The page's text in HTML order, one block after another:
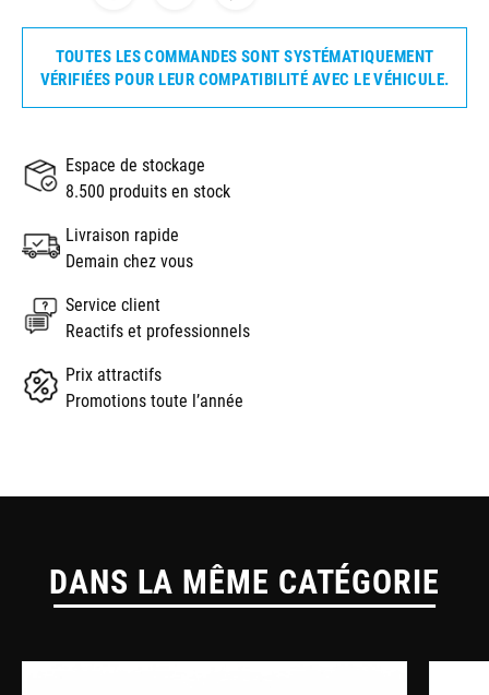
TOUTES LES COMMANDES SONT SYSTÉMATIQUEMENT
VÉRIFIÉES POUR LEUR COMPATIBILITÉ AVEC LE VÉHICULE.
Espace de stockage
8.500 produits en stock
Livraison rapide
Demain chez vous
Service client
Reactifs et professionnels
Prix attractifs
Promotions toute l’année
DANS LA MÊME CATÉGORIE